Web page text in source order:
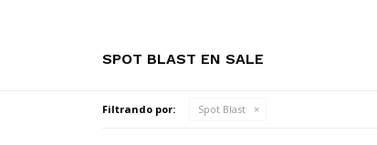
SPOT BLAST EN SALE
Filtrando por: Spot Blast